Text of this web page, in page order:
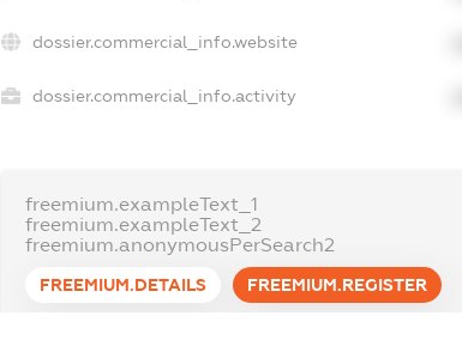
dossier.commercial_info.website
dossier.commercial_info.activity
freemium.exampleText_1
freemium.exampleText_2
freemium.anonymousPerSearch2
FREEMIUM.DETAILS FREEMIUM.REGISTER